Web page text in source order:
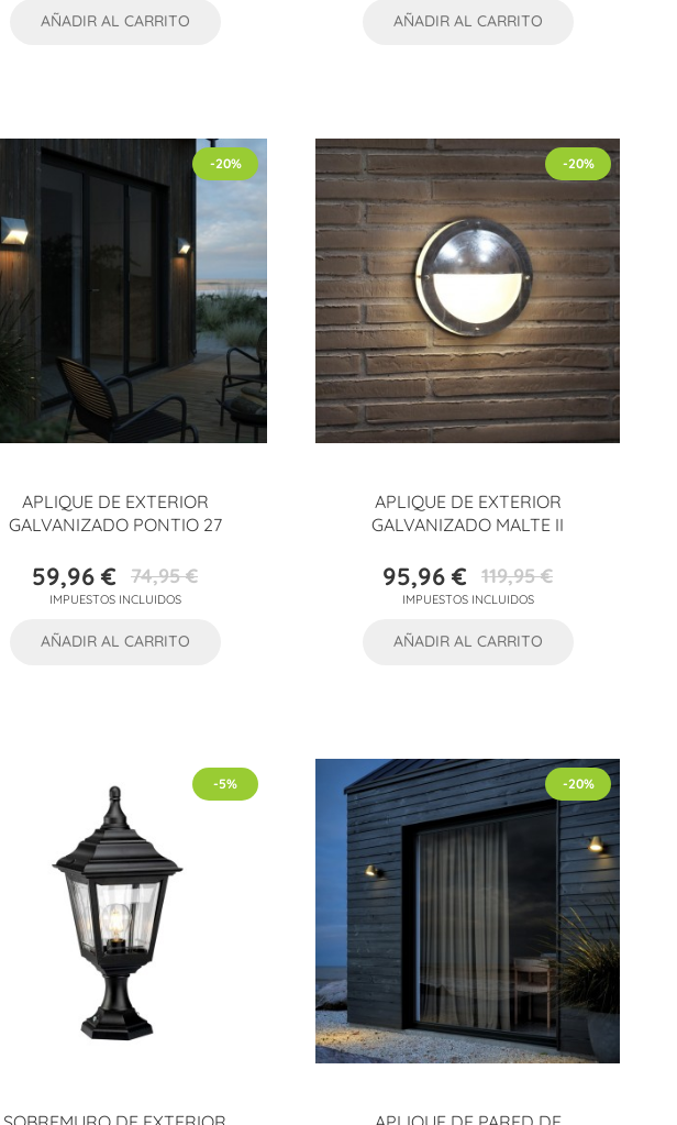
AÑADIR AL CARRITO AÑADIR AL CARRITO
APLIQUE DE EXTERIOR
GALVANIZADO PONTIO 27
Precio
59,96 €Precio
base
74,95 €
IMPUESTOS INCLUIDOS
-20%
AÑADIR AL CARRITO
APLIQUE DE EXTERIOR
GALVANIZADO MALTE II
Precio
95,96 € Precio
base
119,95 €
IMPUESTOS INCLUIDOS
-20%
AÑADIR AL CARRITO
-5% -20%